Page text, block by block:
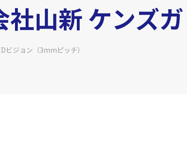
社山新 ケンズ
ビジョン（3mmピッチ）